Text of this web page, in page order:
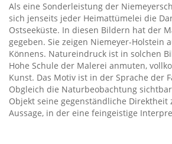
Als eine Sonderleistung der
sich jenseits jeder Heimattümelei die
Ostseeküste. In diesen Bildern hat der
gegeben. Sie zeigen Niemeyer-Holstein
Könnens. Natureindruck ist in solchen
Hohe Schule der Malerei anmuten,
Kunst. Das Motiv ist in der Sprache der
Obgleich die Naturbeobachtung
Objekt seine gegenständliche Direktheit
Aussage, in der eine feingeistige